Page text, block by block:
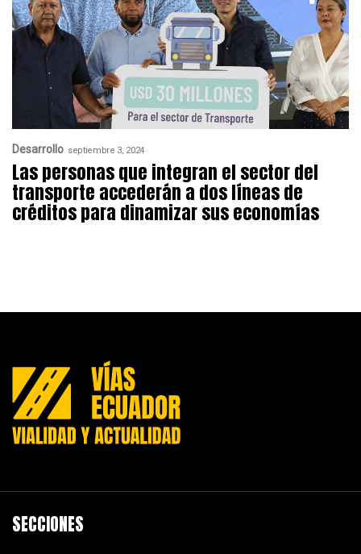
Desarrollo septiembre 3, 2024
Las personas que integran el sector del
transporte accederán a dos líneas de
créditos para dinamizar sus economías
SECCIONES